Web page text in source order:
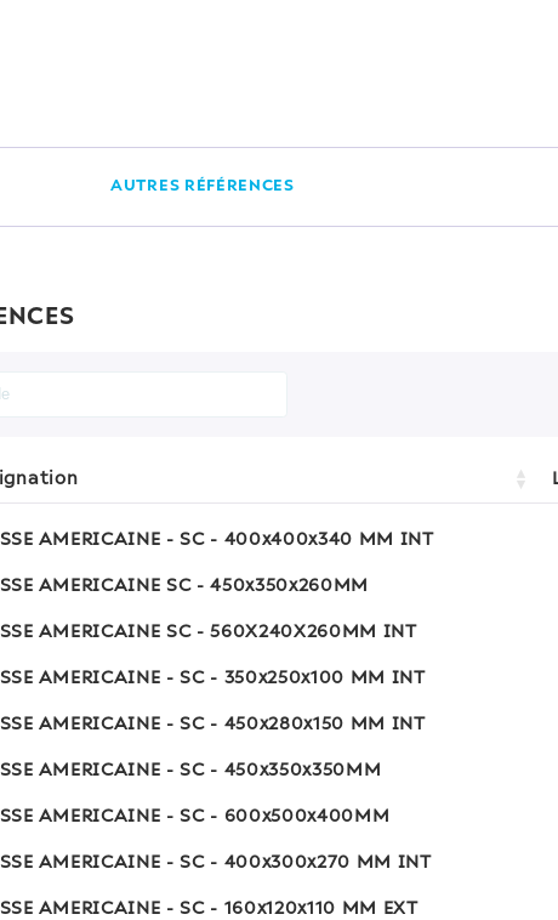
AUTRES RÉFÉRENCES
AMERICAINE - SC - 400x400x340 MM INT
AMERICAINE SC - 450x350x260MM
AMERICAINE SC - 560X240X260MM INT
AMERICAINE - SC - 350x250x100 MM INT
AMERICAINE - SC - 450x280x150 MM INT
AMERICAINE - SC - 450x350x350MM
AMERICAINE - SC - 600x500x400MM
AMERICAINE - SC - 400x300x270 MM INT
AMERICAINE - SC - 160x120x110 MM EXT